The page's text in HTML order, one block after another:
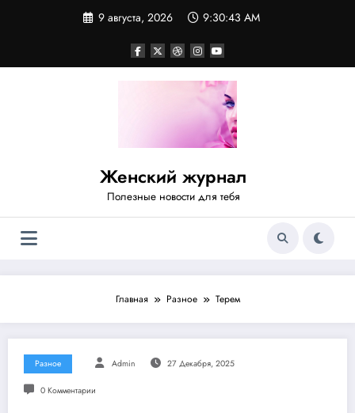
9 августа, 2026 9:30:43 AM
Женский журнал
Полезные новости для тебя
Главная Разное Терем
Разное Admin 27 Декабря, 2025
0 Комментарии